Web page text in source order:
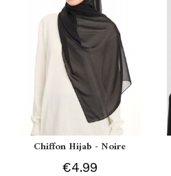
Chiffon Hijab - Noire
€4.99